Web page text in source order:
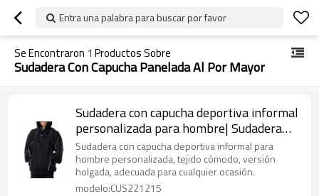
Entra una palabra para buscar por favor
Se Encontraron 1 Productos Sobre
Sudadera Con Capucha Panelada Al Por Mayor
Sudadera con capucha deportiva informal
personalizada para hombre| Sudadera
con capucha personalizada 100% algodón|
Sudadera Con Capucha Panelada al por
mayor
Sudadera con capucha deportiva informal para
hombre personalizada, tejido cómodo, versión
holgada, adecuada para cualquier ocasión.
modelo:CUS221215